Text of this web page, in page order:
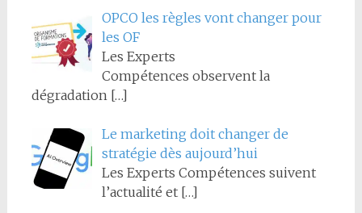
OPCO les règles vont changer pour
les OF
Les Experts
Compétences observent la
dégradation […]
Le marketing doit changer de
stratégie dès aujourd’hui
Les Experts Compétences suivent
l’actualité et […]